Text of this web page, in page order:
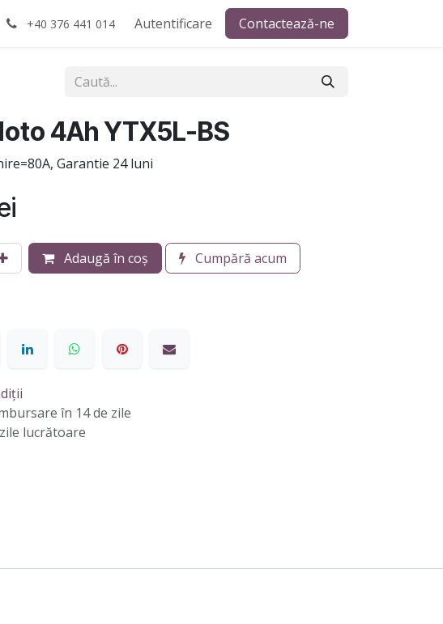
+40 376 441 014 Autentificare Contactează-ne
4Ah YTX5L-BS
Garantie 24 luni
Adaugă în coș Cumpără acum
în 14 de zile
lucrătoare